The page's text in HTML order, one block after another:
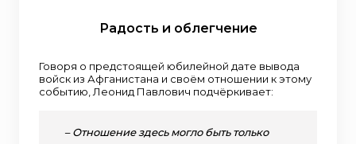
Радость и облегчение
Говоря о предстоящей юбилейной дате вывода
войск из Афганистана и своём отношении к этому
событию, Леонид Павлович подчёркивает:
– Отношение здесь могло быть только